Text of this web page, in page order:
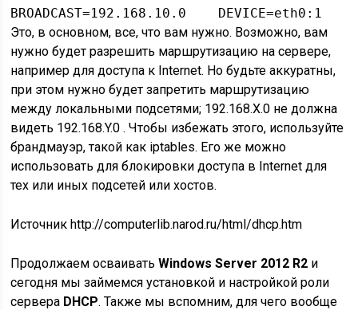
BROADCAST=192.168.10.0    DEVICE=eth0:1
Это, в основном, все, что вам нужно. Возможно, вам
нужно будет разрешить маршрутизацию на сервере,
например для доступа к Internet. Но будьте аккуратны,
при этом нужно будет запретить маршрутизацию
между локальными подсетями; 192.168.X.0 не должна
видеть 192.168.Y.0 . Чтобы избежать этого, используйте
брандмауэр, такой как iptables. Его же можно
использовать для блокировки доступа в Internet для
тех или иных подсетей или хостов.
Источник http://computerlib.narod.ru/html/dhcp.htm
Продолжаем осваиватьWindows Server 2012 R2 и
сегодня мы займемся установкой и настройкой роли
сервера DHCP. Также мы вспомним, для чего вообще